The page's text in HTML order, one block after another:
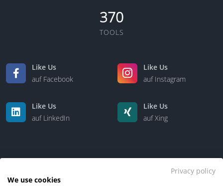
370
TOOLS
Like Us
auf Facebook
Like Us
auf Instagram
Like Us
auf LinkedIn
Like Us
auf Xing
Privacy policy
We use cookies